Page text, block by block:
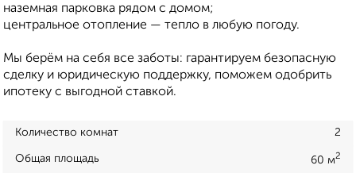
наземная парковка рядом с домом;
центральное отопление — тепло в любую погоду.
Мы берём на себя все заботы: гарантируем безопасную
сделку и юридическую поддержку, поможем одобрить
ипотеку с выгодной ставкой.
Количество комнат 2
Общая площадь 60 м2